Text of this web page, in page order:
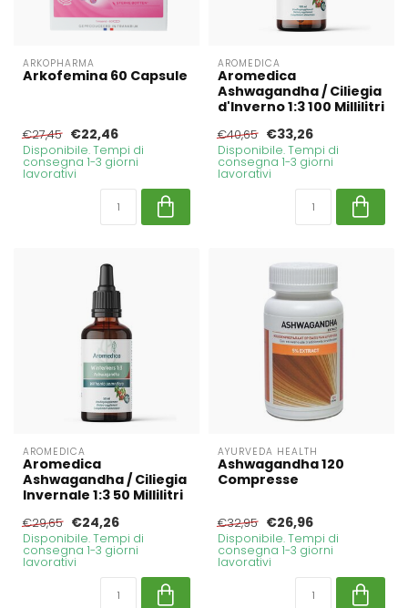
ARKOPHARMA
Arkofemina 60 Capsule
€27,45 €22,46
Disponibile. Tempi di
consegna 1-3 giorni
lavorativi
AROMEDICA
Aromedica
Ashwagandha / Ciliegia
d'Inverno 1:3 100 Millilitri
€40,65 €33,26
Disponibile. Tempi di
consegna 1-3 giorni
lavorativi
AROMEDICA
Aromedica
Ashwagandha / Ciliegia
Invernale 1:3 50 Millilitri
€29,65 €24,26
Disponibile. Tempi di
consegna 1-3 giorni
lavorativi
AYURVEDA HEALTH
Ashwagandha 120
Compresse
€32,95 €26,96
Disponibile. Tempi di
consegna 1-3 giorni
lavorativi